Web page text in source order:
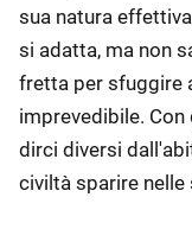
sua natura
si adatta, ma non
fretta per sfuggire
imprevedibile.
dirci diversi
civiltà sparire